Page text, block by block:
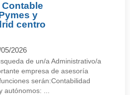
y
centro
2026
de un/a Administrativo/a
empresa de asesoría
serán:Contabilidad
...